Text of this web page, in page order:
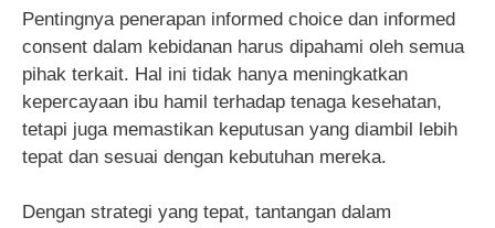
Pentingnya penerapan informed choice dan informed
consent dalam kebidanan harus dipahami oleh semua
pihak terkait. Hal ini tidak hanya meningkatkan
kepercayaan ibu hamil terhadap tenaga kesehatan,
tetapi juga memastikan keputusan yang diambil lebih
tepat dan sesuai dengan kebutuhan mereka.
Dengan strategi yang tepat, tantangan dalam